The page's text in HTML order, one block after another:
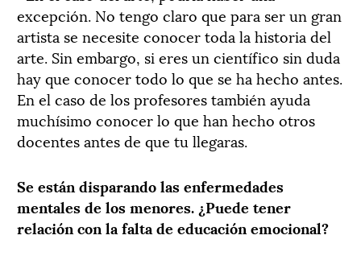
excepción. No tengo claro que para ser un gran
artista se necesite conocer toda la historia del
arte. Sin embargo, si eres un científico sin duda
hay que conocer todo lo que se ha hecho antes.
En el caso de los profesores también ayuda
muchísimo conocer lo que han hecho otros
docentes antes de que tu llegaras.
Se están disparando las enfermedades
mentales de los menores. ¿Puede tener
relación con la falta de educación emocional?